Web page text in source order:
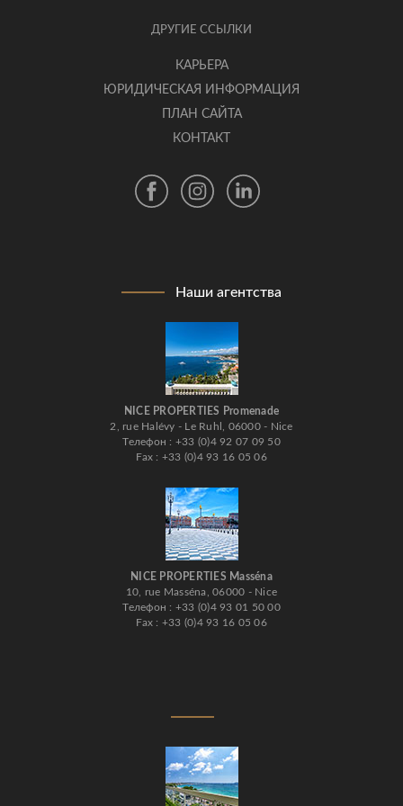
ДРУГИЕ ССЫЛКИ
КАРЬЕРА
ЮРИДИЧЕСКАЯ ИНФОРМАЦИЯ
ПЛАН САЙТА
КОНТАКТ
Наши агентства
NICE PROPERTIES Promenade
2, rue Halévy - Le Ruhl, 06000 - Nice
Телефон : +33 (0)4 92 07 09 50
Fax : +33 (0)4 93 16 05 06
NICE PROPERTIES Masséna
10, rue Masséna, 06000 - Nice
Телефон : +33 (0)4 93 01 50 00
Fax : +33 (0)4 93 16 05 06